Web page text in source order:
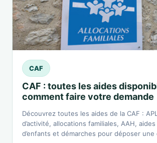
CAF
CAF : toutes les aides
comment faire votre demande
Découvrez toutes les aides de la CAF :
d’activité, allocations familiales, AAH,
d’enfants et démarches pour déposer une